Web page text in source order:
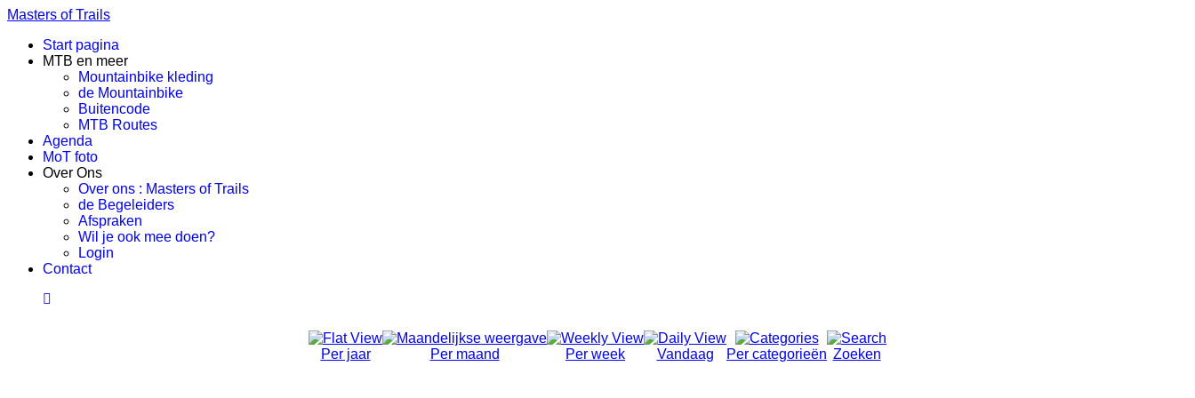
Masters of Trails
Start pagina
MTB en meer
Mountainbike kleding
de Mountainbike
Buitencode
MTB Routes
Agenda
MoT foto
Over Ons
Over ons : Masters of Trails
de Begeleiders
Afspraken
Wil je ook mee doen?
Login
Contact
Per jaar Per maand Per week Vandaag Per categorieën Zoeken